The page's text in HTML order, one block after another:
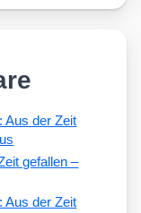
Aus der Zeit
gefallen –
Aus der Zeit